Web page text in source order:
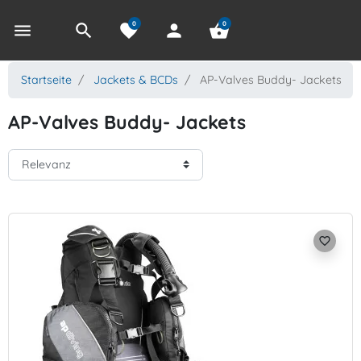
menu search favorite
0 person shopping_basket
0
Startseite Jackets & BCDs AP-Valves Buddy- Jackets
AP-Valves Buddy- Jackets
favorite_border